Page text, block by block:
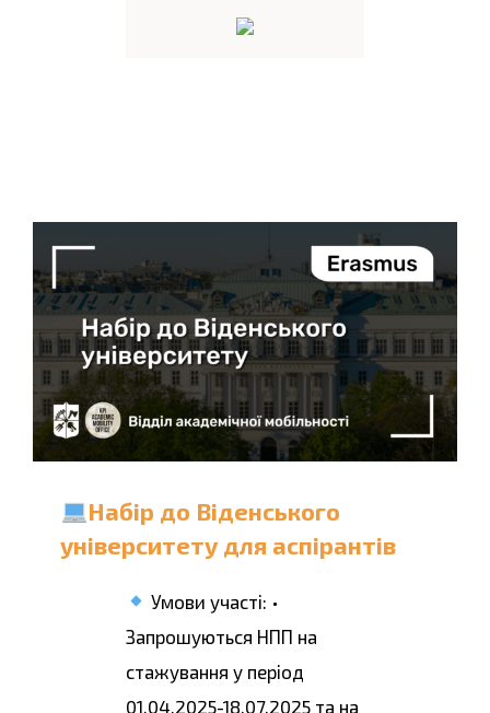
Набір до Віденського
університету для аспірантів
Умови участі: •
Запрошуються НПП на
стажування у період
01.04.2025-18.07.2025 та на